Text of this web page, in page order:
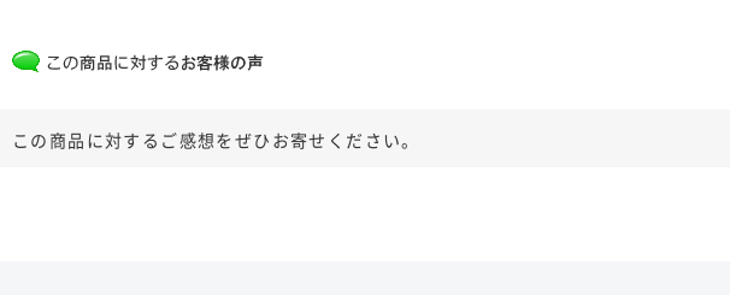
この商品に対するご感想をぜひお寄せください。